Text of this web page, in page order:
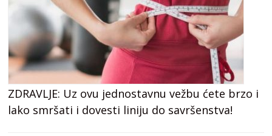
ZDRAVLJE: Uz ovu jednostavnu vežbu ćete brzo i
lako smršati i dovesti liniju do savršenstva!